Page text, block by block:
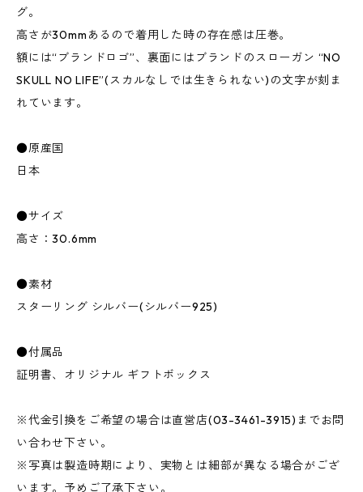
グ。
高さが30mmあるので着用した時の存在感は圧巻。
額には“ブランドロゴ”、裏面にはブランドのスローガン “NO
SKULL NO LIFE”(スカルなしでは生きられない)の文字が刻ま
れています。
●原産国
日本
●サイズ
高さ：30.6mm
●素材
スターリング シルバー(シルバー925)
●付属品
証明書、オリジナル ギフトボックス
※代金引換をご希望の場合は直営店(03-3461-3915)までお問
い合わせ下さい。
※写真は製造時期により、実物とは細部が異なる場合がござ
います。予めご了承下さい。